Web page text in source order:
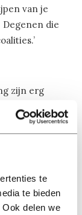
te
te bieden
delen we
van je
die
zijn erg
factoren als
kanten. Ze
richt zich
maar ook
aan.